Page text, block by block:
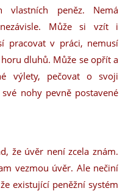
peněz. Nemá
Může si vzít i
pracovat v práci, nemusí
dluhů. Může se opřít a
výlety, pečovat o svoji
nohy pevně postavené
že úvěr není zcela znám.
vezmou úvěr. Ale nečiní
existující peněžní systém